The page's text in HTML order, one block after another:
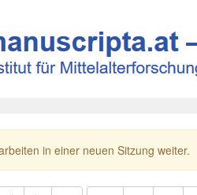
in einer neuen Sitzung weiter.